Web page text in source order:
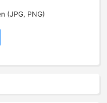
(JPG, PNG)